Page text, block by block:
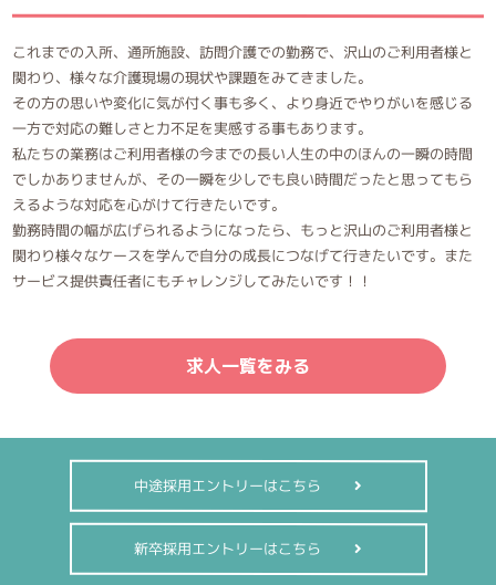
これまでの入所、通所施設、訪問介護での勤務で、沢山のご利用者様と
関わり、様々な介護現場の現状や課題をみてきました。
その方の思いや変化に気が付く事も多く、より身近でやりがいを感じる
一方で対応の難しさと力不足を実感する事もあります。
私たちの業務はご利用者様の今までの長い人生の中のほんの一瞬の時間
でしかありませんが、その一瞬を少しでも良い時間だったと思ってもら
えるような対応を心がけて行きたいです。
勤務時間の幅が広げられるようになったら、もっと沢山のご利用者様と
関わり様々なケースを学んで自分の成長につなげて行きたいです。また
サービス提供責任者にもチャレンジしてみたいです！！
求人一覧をみる
中途採用エントリーはこちら
新卒採用エントリーはこちら